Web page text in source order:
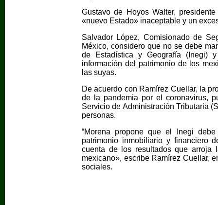
Gustavo de Hoyos Walter,
«nuevo Estado» inaceptable y un
Salvador López, Comisionado de
México, considero que no se debe
de Estadística y Geografía (Inegi)
información del patrimonio de los
las suyas.
De acuerdo con Ramírez Cuellar, la
de la pandemia por el coronavirus,
Servicio de Administración Tributaria
personas.
“Morena propone que el Inegi
patrimonio inmobiliario y financiero
cuenta de los resultados que
mexicano», escribe Ramírez Cuellar,
sociales.